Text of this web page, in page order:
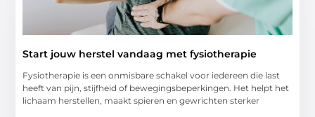
Start jouw herstel vandaag met fysiotherapie
Fysiotherapie is een onmisbare schakel voor iedereen die last
heeft van pijn, stijfheid of bewegingsbeperkingen. Het helpt het
lichaam herstellen, maakt spieren en gewrichten sterker